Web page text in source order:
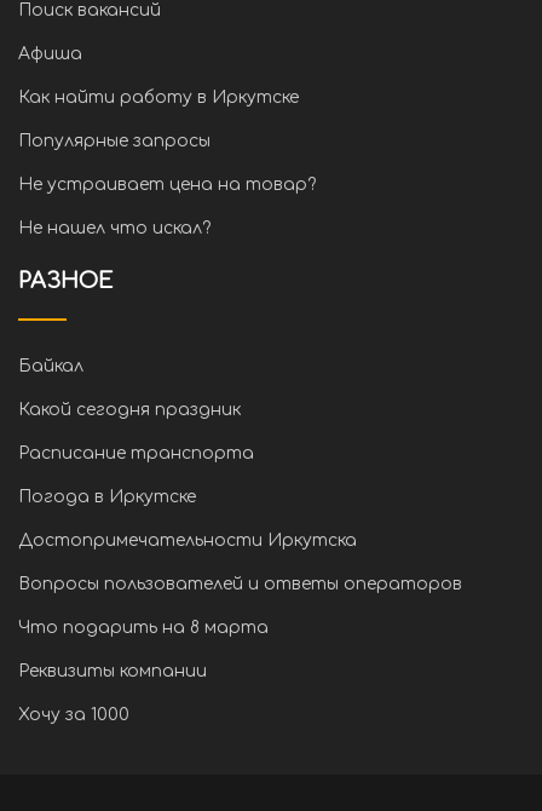
Поиск вакансий
Афиша
Как найти работу в Иркутске
Популярные запросы
Не устраивает цена на товар?
Не нашел что искал?
РАЗНОЕ
Байкал
Какой сегодня праздник
Расписание транспорта
Погода в Иркутске
Достопримечательности Иркутска
Вопросы пользователей и ответы операторов
Что подарить на 8 марта
Реквизиты компании
Хочу за 1000